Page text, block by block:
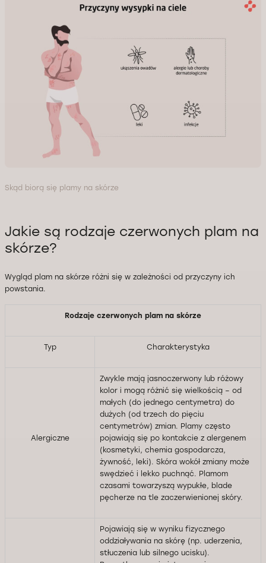
Skąd biorą się plamy na skórze
Jakie są rodzaje czerwonych plam na
skórze?
Wygląd plam na skórze różni się w zależności od przyczyny ich
powstania.
Rodzaje czerwonych plam na skórze
Typ Charakterystyka
Alergiczne
Zwykle mają jasnoczerwony lub różowy
kolor i mogą różnić się wielkością – od
małych (do jednego centymetra) do
dużych (od trzech do pięciu
centymetrów) zmian. Plamy często
pojawiają się po kontakcie z alergenem
(kosmetyki, chemia gospodarcza,
żywność, leki). Skóra wokół zmiany może
swędzieć i lekko puchnąć. Plamom
czasami towarzyszą wypukłe, blade
pęcherze na tle zaczerwienionej skóry.
Pojawiają się w wyniku fizycznego
oddziaływania na skórę (np. uderzenia,
stłuczenia lub silnego ucisku).